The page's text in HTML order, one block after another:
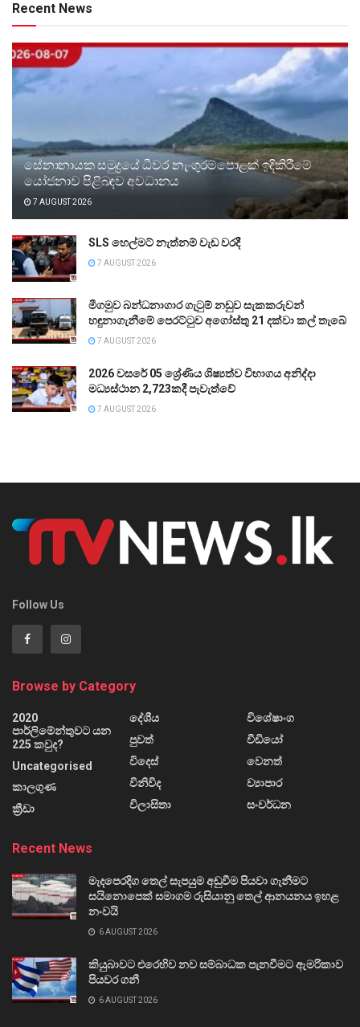
Recent News
සේනානායක සමුද්‍රයේ ධීවර නැංගුරම්පොළක් ඉදිකිරීමේ
යෝජනාව පිළිබඳව අවධානය
7 AUGUST 2026
SLS හෙල්මට් නැත්නම් වැඩ වරදී
7 AUGUST 2026
මීගමුව බන්ධනාගාර ගැටුම් නඩුව සැකකරුවන්
හඳුනාගැනීමේ පෙරට්ටුව අගෝස්තු 21 දක්වා කල් තැබේ
7 AUGUST 2026
2026 වසරේ 05 ශ්‍රේණිය ශිෂ්‍යත්ව විභාගය අනිද්දා
මධ්‍යස්ථාන 2,723කදී පැවැත්වේ
7 AUGUST 2026
Follow Us
Browse by Category
2020
පාර්ලිමේන්තුවට යන
225 කවුද?
Uncategorised
කාලගුණ
ක්‍රීඩා
දේශීය
පුවත්
විදෙස්
විනිවිද
විලාසිතා
විශේෂාංග
වීඩියෝ
වෙනත්
ව්‍යාපාර
සංවර්ධන
Recent News
මැදපෙරදිග තෙල් සැපයුම අඩුවීම පියවා ගැනීමට
සයිනොපෙක් සමාගම රුසියානු තෙල් ආනයනය ඉහළ
නංවයි
6 AUGUST 2026
කියුබාවට එරෙහිව නව සම්බාධක පැනවීමට ඇමරිකාව
පියවර ගනී
6 AUGUST 2026